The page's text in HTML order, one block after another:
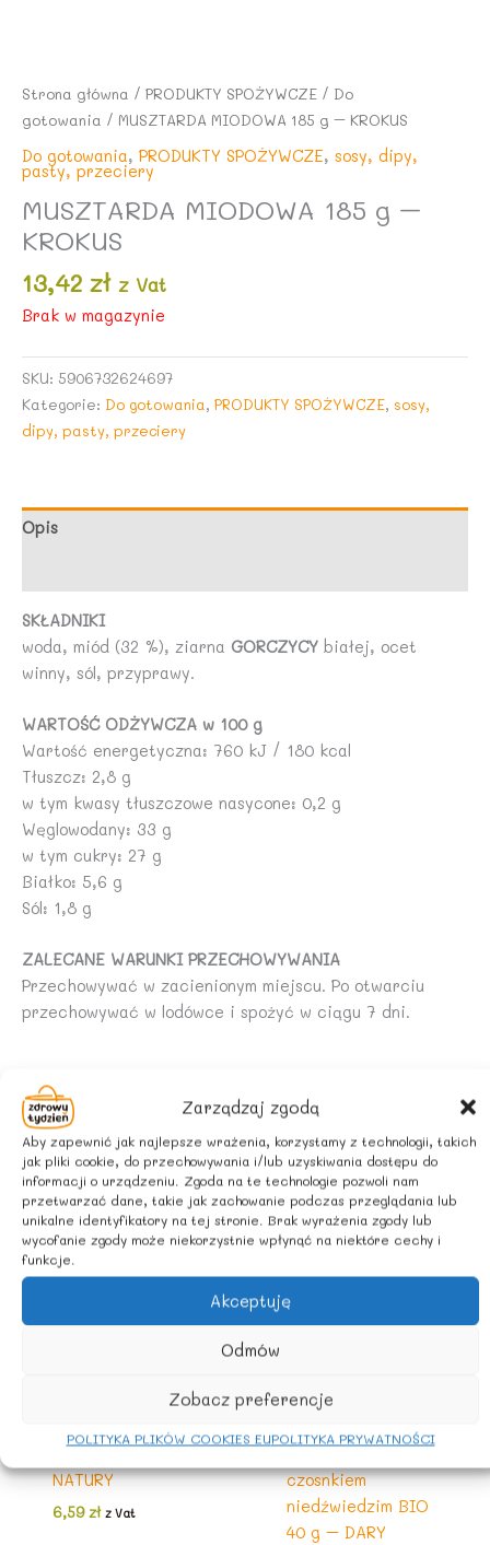
Zarządzaj zgodą
Aby zapewnić jak najlepsze wrażenia, korzystamy z technologii, takich
jak pliki cookie, do przechowywania i/lub uzyskiwania dostępu do
informacji o urządzeniu. Zgoda na te technologie pozwoli nam
przetwarzać dane, takie jak zachowanie podczas przeglądania lub
unikalne identyfikatory na tej stronie. Brak wyrażenia zgody lub
wycofanie zgody może niekorzystnie wpłynąć na niektóre cechy i
funkcje.
Akceptuję
Odmów
Zobacz preferencje
POLITYKA PLIKÓW COOKIES EUPOLITYKA PRYWATNOŚCI
Strona główna / PRODUKTY SPOŻYWCZE / Do
gotowania / MUSZTARDA MIODOWA 185 g – KROKUS
Do gotowania, PRODUKTY SPOŻYWCZE, sosy, dipy,
pasty, przeciery
MUSZTARDA MIODOWA 185 g –
KROKUS
13,42 zł z Vat
Brak w magazynie
SKU: 5906732624697
Kategorie: Do gotowania, PRODUKTY SPOŻYWCZE, sosy,
dipy, pasty, przeciery
Opis
SKŁADNIKI
woda, miód (32 %), ziarna GORCZYCY białej, ocet
winny, sól, przyprawy.
WARTOŚĆ ODŻYWCZA w 100 g
Wartość energetyczna: 760 kJ / 180 kcal
Tłuszcz: 2,8 g
w tym kwasy tłuszczowe nasycone: 0,2 g
Węglowodany: 33 g
w tym cukry: 27 g
Białko: 5,6 g
Sól: 1,8 g
ZALECANE WARUNKI PRZECHOWYWANIA
Przechowywać w zacienionym miejscu. Po otwarciu
przechowywać w lodówce i spożyć w ciągu 7 dni.
Podobne produkty
Przyprawa do dań
z ziemniaków BIO
NATURY
6,59zł z Vat
Przyprawa
czosnkiem
niedźwiedzim BIO
40 g – DARY